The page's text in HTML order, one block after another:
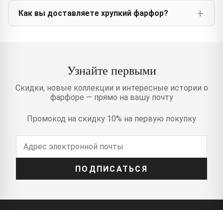
Как вы доставляете хрупкий фарфор?
Узнайте первыми
Скидки, новые коллекции и интересные истории о
фарфоре — прямо на вашу почту
Промокод на скидку 10% на первую покупку
ПОДПИСАТЬСЯ